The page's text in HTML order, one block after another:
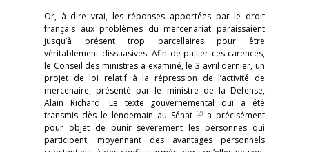
Or, à dire vrai, les réponses apportées par le droit
français aux problèmes du mercenariat paraissaient
jusqu’à présent trop parcellaires pour être
véritablement dissuasives. Afin de pallier ces carences,
le Conseil des ministres a examiné, le 3 avril dernier, un
projet de loi relatif à la répression de l’activité de
mercenaire, présenté par le ministre de la Défense,
Alain Richard. Le texte gouvernemental qui a été
transmis dès le lendemain au Sénat (2) a précisément
pour objet de punir sévèrement les personnes qui
participent, moyennant des avantages personnels